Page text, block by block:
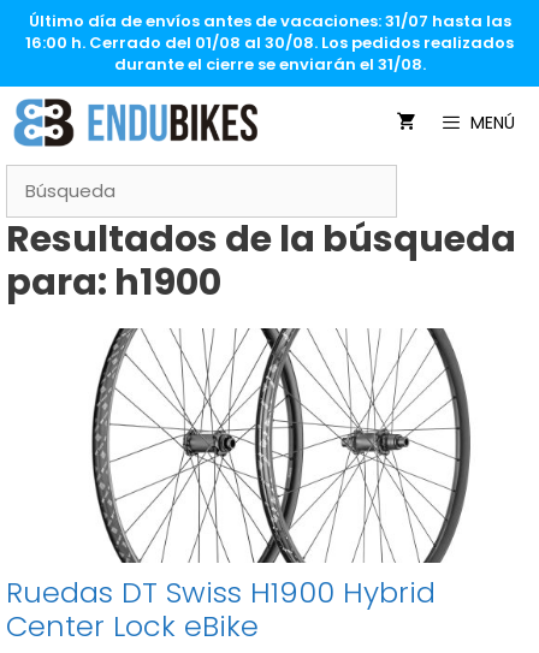
SaltarÚltimo día de envíos antes de vacaciones: 31/07 hasta las
16:00 h. Cerrado del 01/08 al 30/08. Los pedidos realizados
durante el cierre se enviarán el 31/08.
MENÚ
Resultados de la búsqueda
para: h1900
Ruedas DT Swiss H1900 Hybrid
Center Lock eBike